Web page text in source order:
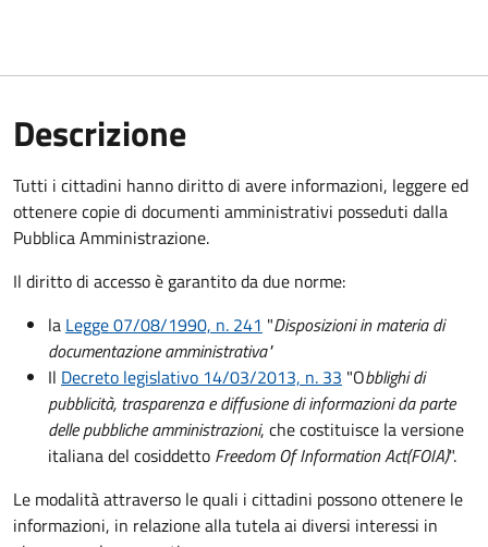
Descrizione
Tutti i cittadini hanno diritto di avere informazioni, leggere ed
ottenere copie di documenti amministrativi posseduti dalla
Pubblica Amministrazione.
Il diritto di accesso è garantito da due norme:
la Legge 07/08/1990, n. 241 "Disposizioni in materia di
documentazione amministrativa"
Il Decreto legislativo 14/03/2013, n. 33 "Obblighi di
pubblicità, trasparenza e diffusione di informazioni da parte
delle pubbliche amministrazioni, che costituisce la versione
italiana del cosiddetto Freedom Of Information Act(FOIA)".
Le modalità attraverso le quali i cittadini possono ottenere le
informazioni, in relazione alla tutela ai diversi interessi in